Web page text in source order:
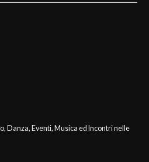
Danza, Eventi, Musica ed Incontri nelle